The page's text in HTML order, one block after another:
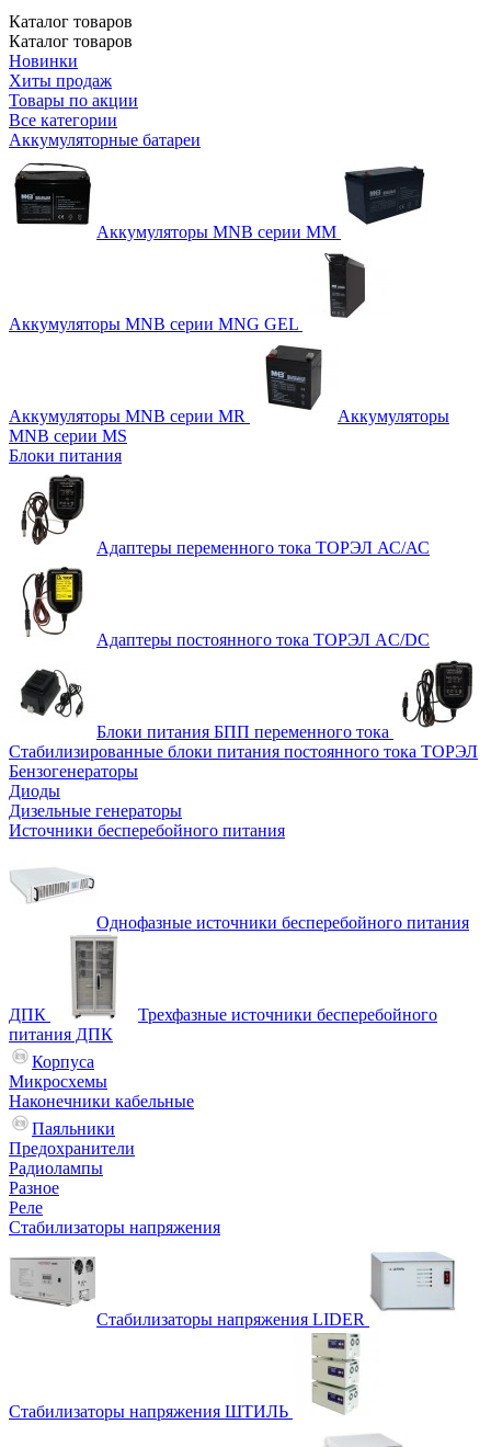
Каталог товаров
Каталог товаров
Новинки
Хиты продаж
Товары по акции
Все категории
Аккумуляторные батареи
Аккумуляторы MNB серии MM
Аккумуляторы MNB серии MNG GEL
Аккумуляторы MNB серии MR
Аккумуляторы
MNB серии MS
Блоки питания
Адаптеры переменного тока ТОРЭЛ АС/АС
Адаптеры постоянного тока ТОРЭЛ AC/DC
Блоки питания БПП переменного тока
Стабилизированные блоки питания постоянного тока ТОРЭЛ
Бензогенераторы
Диоды
Дизельные генераторы
Источники бесперебойного питания
Однофазные источники бесперебойного питания
ДПК
Трехфазные источники бесперебойного
питания ДПК
Корпуса
Микросхемы
Наконечники кабельные
Паяльники
Предохранители
Радиолампы
Разное
Реле
Стабилизаторы напряжения
Стабилизаторы напряжения LIDER
Стабилизаторы напряжения ШТИЛЬ